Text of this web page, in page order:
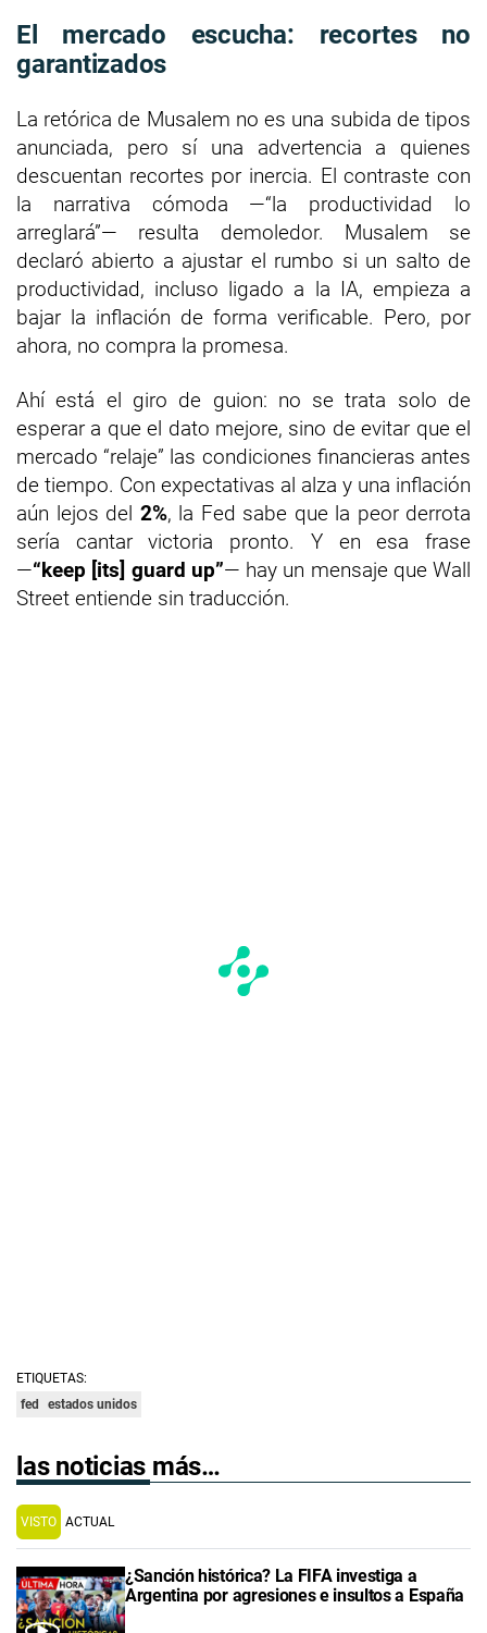
El mercado escucha: recortes no
garantizados
La retórica de Musalem no es una subida de tipos
anunciada, pero sí una advertencia a quienes
descuentan recortes por inercia. El contraste con
la narrativa cómoda —“la productividad lo
arreglará”— resulta demoledor. Musalem se
declaró abierto a ajustar el rumbo si un salto de
productividad, incluso ligado a la IA, empieza a
bajar la inflación de forma verificable. Pero, por
ahora, no compra la promesa.
Ahí está el giro de guion: no se trata solo de
esperar a que el dato mejore, sino de evitar que el
mercado “relaje” las condiciones financieras antes
de tiempo. Con expectativas al alza y una inflación
aún lejos del 2%, la Fed sabe que la peor derrota
sería cantar victoria pronto. Y en esa frase
—“keep [its] guard up”— hay un mensaje que Wall
Street entiende sin traducción.
ETIQUETAS:
fed
estados unidos
las noticias más…
VISTO ACTUAL
¿Sanción histórica? La FIFA investiga a
Argentina por agresiones e insultos a España